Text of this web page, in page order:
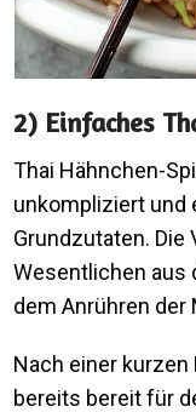
2) Einfaches
Thai Hähnchen-
unkompliziert und
Grundzutaten.
Wesentlichen aus
dem Anrühren der
Nach einer
bereits bereit für